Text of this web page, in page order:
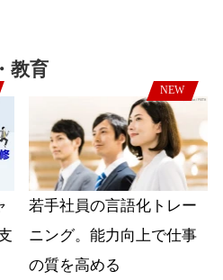
教育
NEW
若手社員の言語化トレー
ニング。能力向上で仕事
の質を高める